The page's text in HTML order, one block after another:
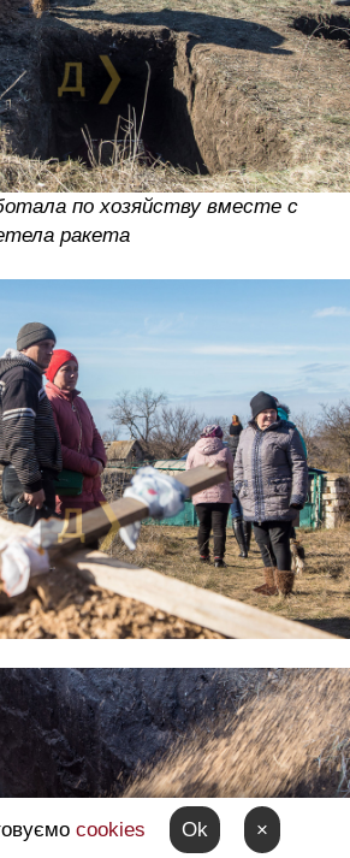
по хозяйству вместе с
ракета
cookies Ok ×